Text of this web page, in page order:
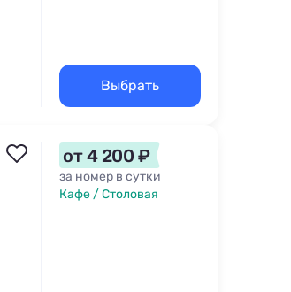
Выбрать
от 4 200 ₽
за номер в сутки
Кафе / Столовая